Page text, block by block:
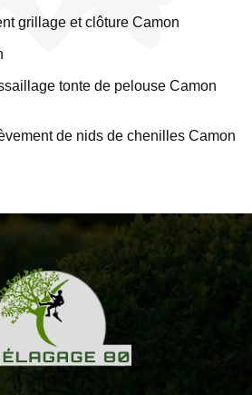
grillage et clôture Camon
tonte de pelouse Camon
de nids de chenilles Camon